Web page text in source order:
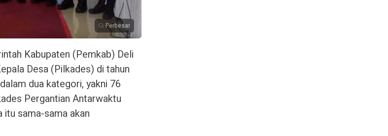
Perbesar
Kabupaten (Pemkab) Deli
Desa (Pilkades) di tahun
dua kategori, yakni 76
Pergantian Antarwaktu
sama-sama akan